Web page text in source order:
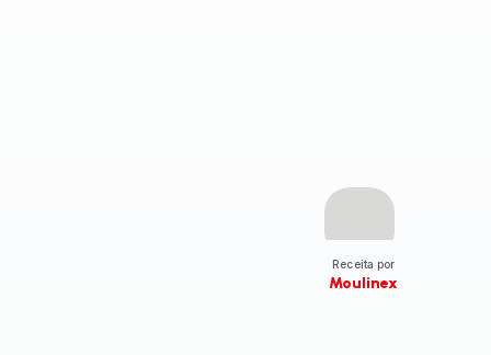
Receita por
Moulinex